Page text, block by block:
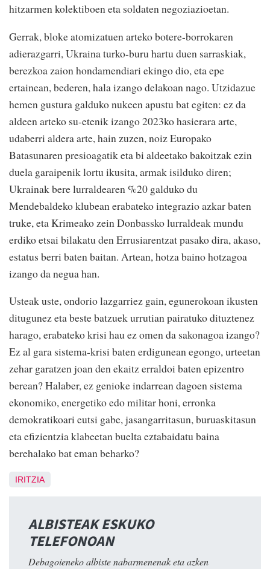
hitzarmen kolektiboen eta soldaten negoziazioetan.
Gerrak, bloke atomizatuen arteko botere-borrokaren
adierazgarri, Ukraina turko-buru hartu duen sarraskiak,
berezkoa zaion hondamendiari ekingo dio, eta epe
ertainean, bederen, hala izango delakoan nago. Utzidazue
hemen gustura galduko nukeen apustu bat egiten: ez da
aldeen arteko su-etenik izango 2023ko hasierara arte,
udaberri aldera arte, hain zuzen, noiz Europako
Batasunaren presioagatik eta bi aldeetako bakoitzak ezin
duela garaipenik lortu ikusita, armak isilduko diren;
Ukrainak bere lurraldearen %20 galduko du
Mendebaldeko klubean erabateko integrazio azkar baten
truke, eta Krimeako zein Donbassko lurraldeak mundu
erdiko etsai bilakatu den Errusiarentzat pasako dira, akaso,
estatus berri baten baitan. Artean, hotza baino hotzagoa
izango da negua han.
Usteak uste, ondorio lazgarriez gain, egunerokoan ikusten
ditugunez eta beste batzuek urrutian pairatuko dituztenez
harago, erabateko krisi hau ez omen da sakonagoa izango?
Ez al gara sistema-krisi baten erdigunean egongo, urteetan
zehar garatzen joan den ekaitz erraldoi baten epizentro
berean? Halaber, ez genioke indarrean dagoen sistema
ekonomiko, energetiko edo militar honi, erronka
demokratikoari eutsi gabe, jasangarritasun, buruaskitasun
eta efizientzia klabeetan buelta eztabaidatu baina
berehalako bat eman beharko?
IRITZIA
ALBISTEAK ESKUKO
TELEFONOAN
Debagoieneko albiste nabarmenenak eta azken